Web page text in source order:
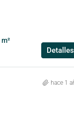
m²
Detalles
hace 1